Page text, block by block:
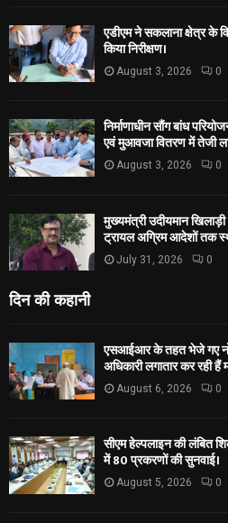
एडीएम ने सकलाना क्षेत्र के
किया निरीक्षण।
August 3, 2026 0
निर्माणाधीन सौंग बांध
एवं मुआवजा वितरण में तेजी
August 3, 2026 0
मुख्यमंत्री उदीयमान
ट्रायल अग्रिम आदेशों तक
July 31, 2026 0
दिन की कहानी
एसआईआर के तहत भेजे गए
अधिकारी लगातार कर रही हैं
August 6, 2026 0
सीएम हेल्पलाइन की लंबित
में 80 प्रकरणों की सुनवाई।
August 5, 2026 0